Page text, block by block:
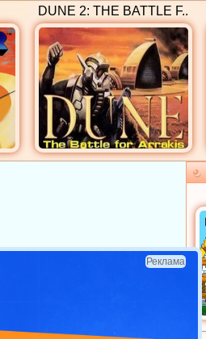
DUNE 2: THE BATTLE F..
Реклама